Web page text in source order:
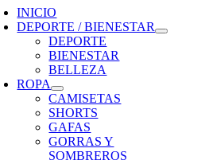
INICIO
DEPORTE / BIENESTAR
DEPORTE
BIENESTAR
BELLEZA
ROPA
CAMISETAS
SHORTS
GAFAS
GORRAS Y
SOMBREROS